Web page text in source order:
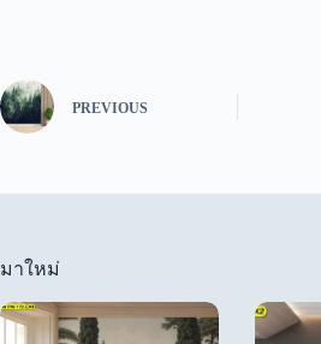
PREVIOUS
มาใหม่